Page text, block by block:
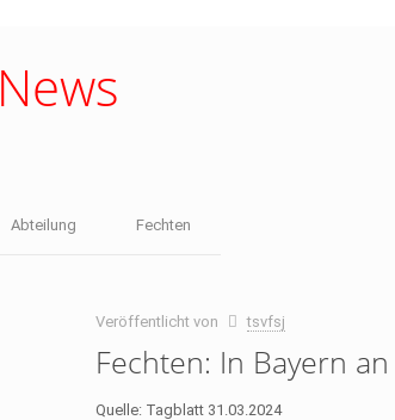
News
Abteilung Fechten
Veröffentlicht von tsvfsj
Fechten: In Bayern
Quelle: Tagblatt 31.03.2024